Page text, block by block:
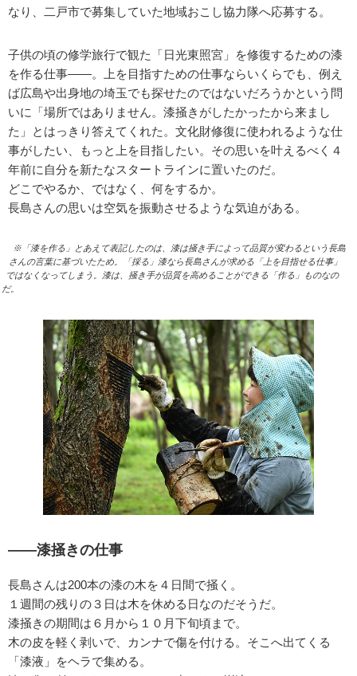
なり、二戸市で募集していた地域おこし協力隊へ応募する。
子供の頃の修学旅行で観た「日光東照宮」を修復するための漆
を作る仕事——。上を目指すための仕事ならいくらでも、例え
ば広島や出身地の埼玉でも探せたのではないだろうかという問
いに「場所ではありません。漆掻きがしたかったから来まし
た」とはっきり答えてくれた。文化財修復に使われるような仕
事がしたい、もっと上を目指したい。その思いを叶えるべく４
年前に自分を新たなスタートラインに置いたのだ。
どこでやるか、ではなく、何をするか。
長島さんの思いは空気を振動させるような気迫がある。
※「漆を作る」とあえて表記したのは、漆は掻き手によって品質が変わるという長島
さんの言葉に基づいたため。「採る」漆なら長島さんが求める「上を目指せる仕事」
ではなくなってしまう。漆は、掻き手が品質を高めることができる「作る」ものなの
だ。
——漆掻きの仕事
長島さんは200本の漆の木を４日間で掻く。
１週間の残りの３日は木を休める日なのだそうだ。
漆掻きの期間は６月から１０月下旬頃まで。
木の皮を軽く剥いで、カンナで傷を付ける。そこへ出てくる
「漆液」をヘラで集める。